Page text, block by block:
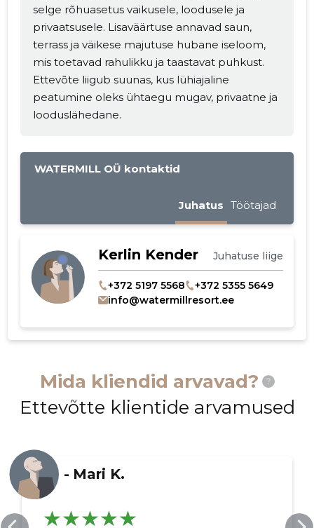
selge rõhuasetus vaikusele, loodusele ja
privaatsusele. Lisaväärtuse annavad saun,
terrass ja väikese majutuse hubane iseloom,
mis toetavad rahulikku ja taastavat puhkust.
Ettevõte liigub suunas, kus lühiajaline
peatumine oleks ühtaegu mugav, privaatne ja
looduslähedane.
WATERMILL OÜ kontaktid
Juhatus Töötajad
Kerlin Kender Juhatuse liige
+372 5197 5568
+372 5355 5649
info@watermillresort.ee
Mida kliendid arvavad? ?
Ettevõtte klientide arvamused
- Mari K.
Muuda pildi
kirjeldust